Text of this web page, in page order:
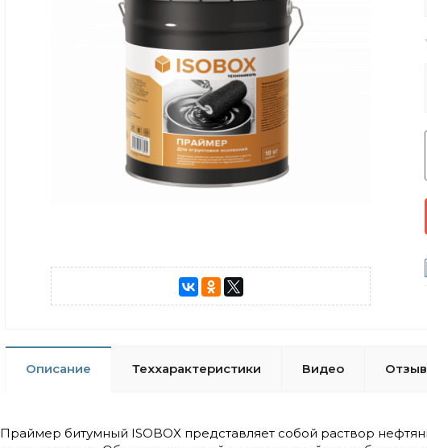
Описание Теххарактеристики Видео
Праймер битумный ISOBOX представляет собой раствор